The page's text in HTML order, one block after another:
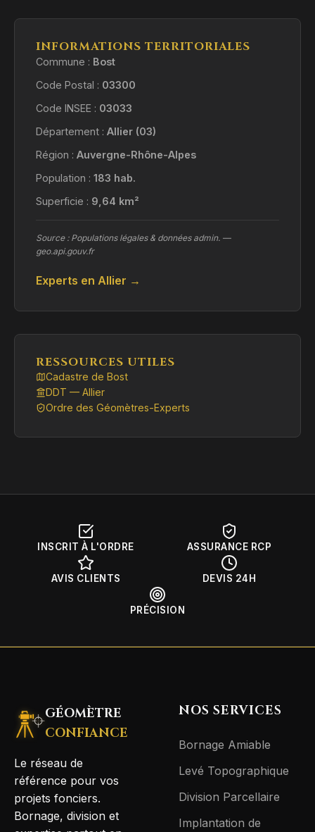
INFORMATIONS TERRITORIALES
Commune : Bost
Code Postal : 03300
Code INSEE : 03033
Département : Allier (03)
Région : Auvergne-Rhône-Alpes
Population : 183 hab.
Superficie : 9,64 km²
Source : Populations légales & données admin. —
geo.api.gouv.fr
Experts en Allier →
RESSOURCES UTILES
Cadastre de Bost
DDT — Allier
Ordre des Géomètres-Experts
INSCRIT À L'ORDRE ASSURANCE RCP
AVIS CLIENTS DEVIS 24H
PRÉCISION
GÉOMÈTRE
CONFIANCE
Le réseau de
référence pour vos
projets fonciers.
Bornage, division et
NOS SERVICES
Bornage Amiable
Levé Topographique
Division Parcellaire
Implantation de